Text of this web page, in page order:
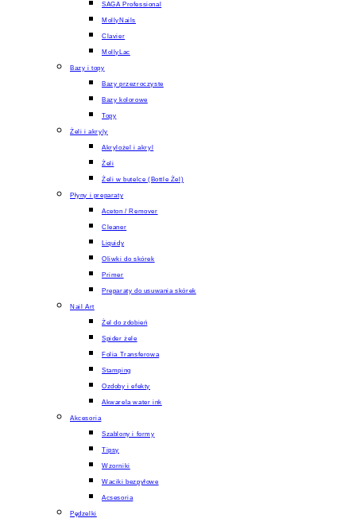
SAGA Professional
MollyNails
Clavier
MollyLac
Bazy i topy
Bazy przezroczyste
Bazy kolorowe
Topy
Żeli i akryly
Akrylożel i akryl
Żeli
Żeli w butelce (Bottle Żel)
Płyny i preparaty
Aceton / Remover
Cleaner
Liquidy
Oliwki do skórek
Primer
Preparaty do usuwania skórek
Nail Art
Żel do zdobień
Spider żele
Folia Transferowa
Stamping
Ozdoby i efekty
Akwarela water ink
Akcesoria
Szablony i formy
Tipsy
Wzorniki
Waciki bezpyłowe
Acsesoria
Pędzelki